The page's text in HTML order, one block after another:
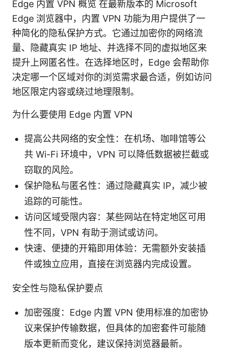
Edge 内置 VPN 概览 在最新版本的 Microsoft
Edge 浏览器中，内置 VPN 功能为用户提供了一
种简化的隐私保护方式。它通过加密你的网络流
量、隐藏真实 IP 地址、并选择不同的虚拟地区来
提升上网匿名性。在选择地区时，Edge 会帮助你
决定哪一个区域对你的浏览需求最合适，例如访问
地区限定内容或绕过地理限制。
为什么要使用 Edge 内置 VPN
提高公共网络的安全性：在机场、咖啡馆等公
共 Wi-Fi 环境中，VPN 可以降低数据被拦截或
窃取的风险。
保护隐私与匿名性：通过隐藏真实 IP，减少被
追踪的可能性。
访问区域受限内容：某些网站在特定地区可用
性不同，VPN 有助于测试或访问。
快速、便捷的开箱即用体验：无需额外安装插
件或独立应用，直接在浏览器内完成设置。
安全性与隐私保护要点
加密强度：Edge 内置 VPN 使用标准的加密协
议来保护传输数据，但具体的加密套件可能随
版本更新而变化，建议保持浏览器最新。